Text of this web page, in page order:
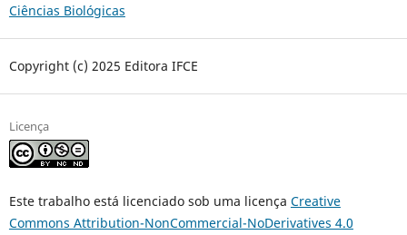
Ciências Biológicas
Copyright (c) 2025 Editora IFCE
Licença
Este trabalho está licenciado sob uma licença Creative
Commons Attribution-NonCommercial-NoDerivatives 4.0